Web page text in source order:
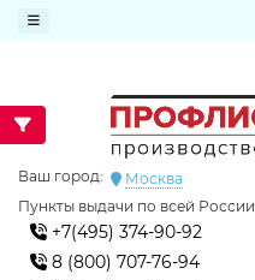
Ваш город:
Москва
Пункты выдачи по всей России
+7(495) 374-90-92
8 (800) 707-76-94